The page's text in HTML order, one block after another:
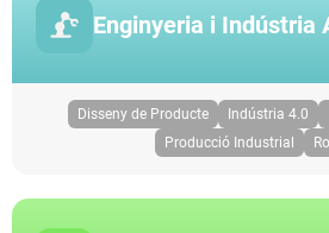
Enginyeria i Indústria
Disseny de Producte Indústria 4.0
Producció Industrial